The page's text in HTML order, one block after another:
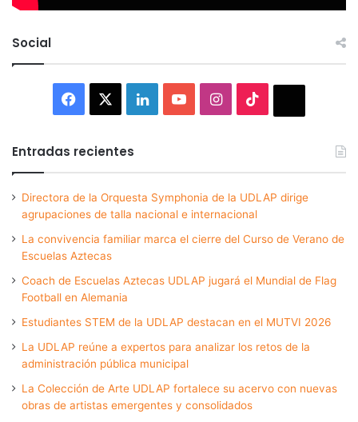
Social
Facebook LinkedInYouTubeInstagram
Entradas recientes
Directora de la Orquesta Symphonia de la UDLAP dirige
agrupaciones de talla nacional e internacional
La convivencia familiar marca el cierre del Curso de Verano de
Escuelas Aztecas
Coach de Escuelas Aztecas UDLAP jugará el Mundial de Flag
Football en Alemania
Estudiantes STEM de la UDLAP destacan en el MUTVI 2026
La UDLAP reúne a expertos para analizar los retos de la
administración pública municipal
La Colección de Arte UDLAP fortalece su acervo con nuevas
obras de artistas emergentes y consolidados